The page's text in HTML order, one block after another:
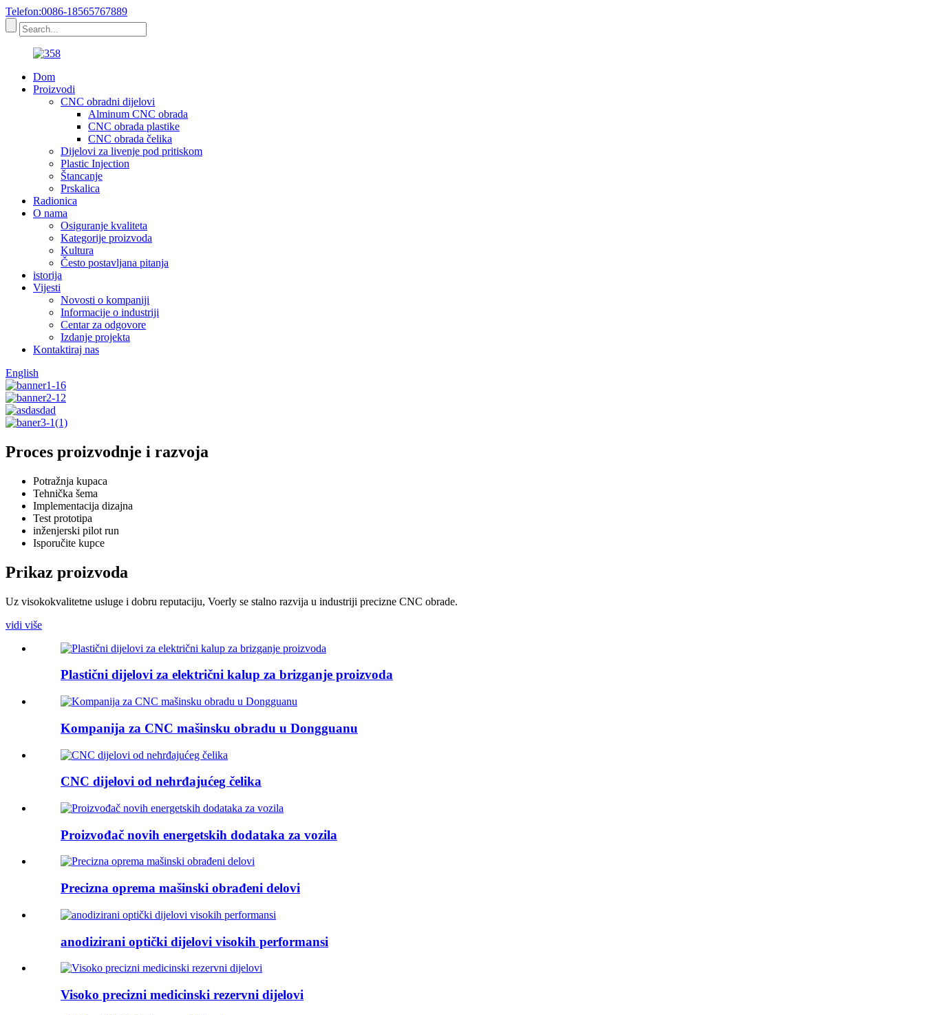
Telefon:0086-18565767889
Dom
Proizvodi
CNC obradni dijelovi
Alminum CNC obrada
CNC obrada plastike
CNC obrada čelika
Dijelovi za livenje pod pritiskom
Plastic Injection
Štancanje
Prskalica
Radionica
O nama
Osiguranje kvaliteta
Kategorije proizvoda
Kultura
Često postavljana pitanja
istorija
Vijesti
Novosti o kompaniji
Informacije o industriji
Centar za odgovore
Izdanje projekta
Kontaktiraj nas
English
Proces proizvodnje i razvoja
Potražnja kupaca
Tehnička šema
Implementacija dizajna
Test prototipa
inženjerski pilot run
Isporučite kupce
Prikaz proizvoda
Uz visokokvalitetne usluge i dobru reputaciju, Voerly se stalno razvija u industriji precizne CNC obrade.
vidi više
Plastični dijelovi za električni kalup za brizganje proizvoda
Kompanija za CNC mašinsku obradu u Dongguanu
CNC dijelovi od nehrđajućeg čelika
Proizvođač novih energetskih dodataka za vozila
Precizna oprema mašinski obrađeni delovi
anodizirani optički dijelovi visokih performansi
Visoko precizni medicinski rezervni dijelovi